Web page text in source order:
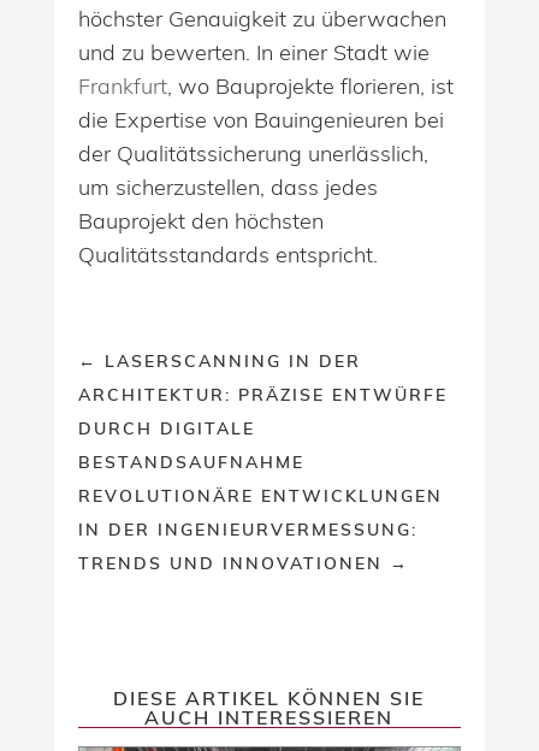
höchster Genauigkeit zu überwachen
und zu bewerten. In einer Stadt wie
Frankfurt, wo Bauprojekte florieren, ist
die Expertise von Bauingenieuren bei
der Qualitätssicherung unerlässlich,
um sicherzustellen, dass jedes
Bauprojekt den höchsten
Qualitätsstandards entspricht.
← LASERSCANNING IN DER
ARCHITEKTUR: PRÄZISE ENTWÜRFE
DURCH DIGITALE
BESTANDSAUFNAHME
REVOLUTIONÄRE ENTWICKLUNGEN
IN DER INGENIEURVERMESSUNG:
TRENDS UND INNOVATIONEN
→
DIESE ARTIKEL KÖNNEN SIE
AUCH INTERESSIEREN